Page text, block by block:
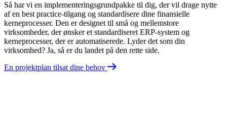
Så har vi en implementeringsgrundpakke til dig, der vil drage nytte
af en best practice-tilgang og standardisere dine finansielle
kerneprocesser. Den er designet til små og mellemstore
virksomheder, der ønsker et standardiseret ERP-system og
kerneprocesser, der er automatiserede. Lyder det som din
virksomhed? Ja, så er du landet på den rette side.
En projektplan tilsat dine behov